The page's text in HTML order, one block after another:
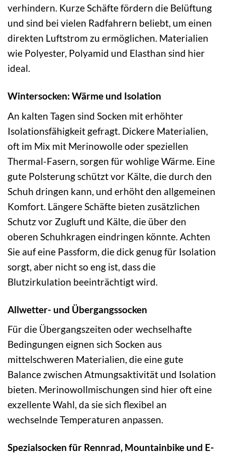
verhindern. Kurze Schäfte fördern die Belüftung
und sind bei vielen Radfahrern beliebt, um einen
direkten Luftstrom zu ermöglichen. Materialien
wie Polyester, Polyamid und Elasthan sind hier
ideal.
Wintersocken: Wärme und Isolation
An kalten Tagen sind Socken mit erhöhter
Isolationsfähigkeit gefragt. Dickere Materialien,
oft im Mix mit Merinowolle oder speziellen
Thermal-Fasern, sorgen für wohlige Wärme. Eine
gute Polsterung schützt vor Kälte, die durch den
Schuh dringen kann, und erhöht den allgemeinen
Komfort. Längere Schäfte bieten zusätzlichen
Schutz vor Zugluft und Kälte, die über den
oberen Schuhkragen eindringen könnte. Achten
Sie auf eine Passform, die dick genug für Isolation
sorgt, aber nicht so eng ist, dass die
Blutzirkulation beeinträchtigt wird.
Allwetter- und Übergangssocken
Für die Übergangszeiten oder wechselhafte
Bedingungen eignen sich Socken aus
mittelschweren Materialien, die eine gute
Balance zwischen Atmungsaktivität und Isolation
bieten. Merinowollmischungen sind hier oft eine
exzellente Wahl, da sie sich flexibel an
wechselnde Temperaturen anpassen.
Spezialsocken für Rennrad, Mountainbike und E-